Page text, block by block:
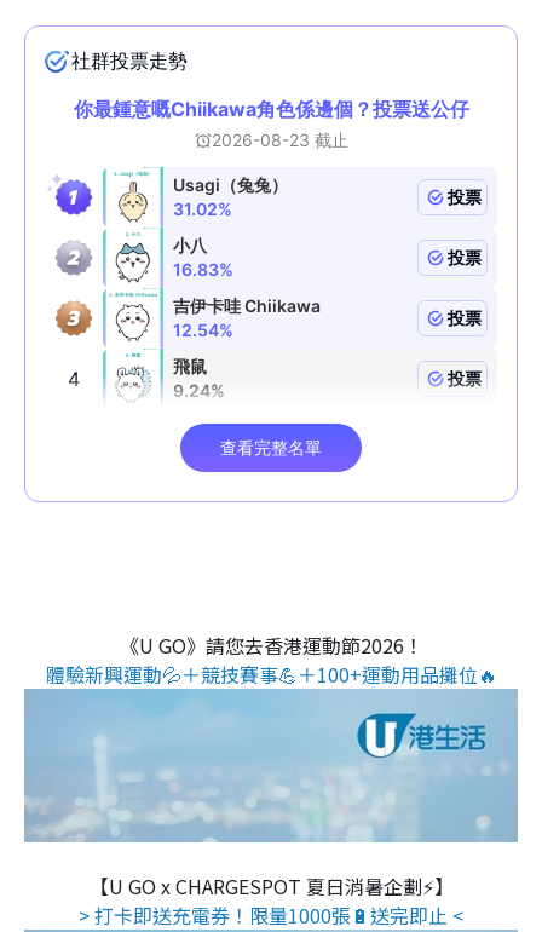
《U GO》請您去香港運動節2026！
體驗新興運動💦＋競技賽事💪＋100+運動用品攤位🔥
【U GO x CHARGESPOT 夏日消暑企劃⚡】
> 打卡即送充電券！限量1000張🔋送完即止 <